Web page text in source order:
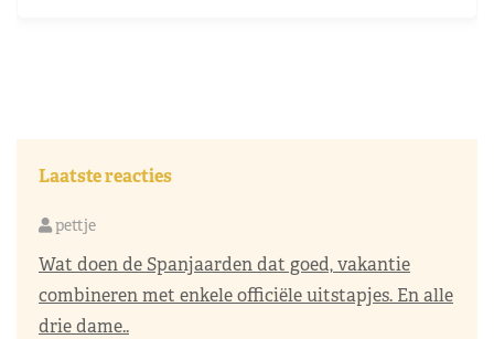
Laatste reacties
pettje
Wat doen de Spanjaarden dat goed, vakantie
combineren met enkele officiële uitstapjes. En alle
drie dame..